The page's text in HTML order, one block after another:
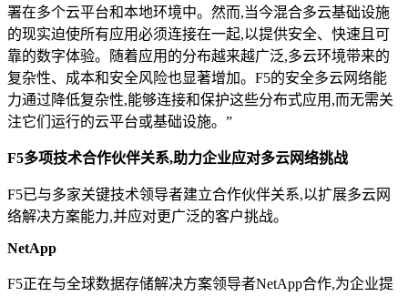
署在多个云平台和本地环境中。然而,当今混合多云基础设施
的现实迫使所有应用必须连接在一起,以提供安全、快速且可
靠的数字体验。随着应用的分布越来越广泛,多云环境带来的
复杂性、成本和安全风险也显著增加。F5的安全多云网络能
力通过降低复杂性,能够连接和保护这些分布式应用,而无需关
注它们运行的云平台或基础设施。”
F5多项技术合作伙伴关系,助力企业应对多云网络挑战
F5已与多家关键技术领导者建立合作伙伴关系,以扩展多云网
络解决方案能力,并应对更广泛的客户挑战。
NetApp
F5正在与全球数据存储解决方案领导者NetApp合作,为企业提